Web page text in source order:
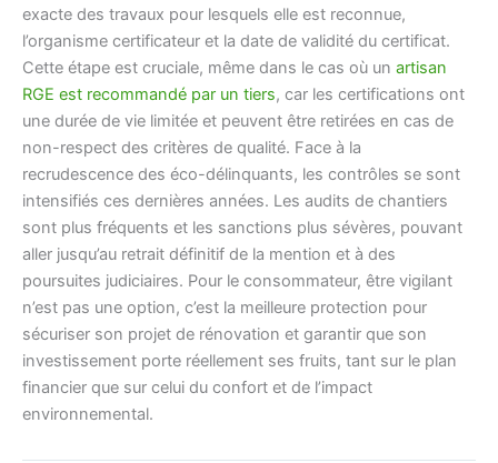
exacte des travaux pour lesquels elle est reconnue,
l’organisme certificateur et la date de validité du certificat.
Cette étape est cruciale, même dans le cas où un artisan
RGE est recommandé par un tiers, car les certifications ont
une durée de vie limitée et peuvent être retirées en cas de
non-respect des critères de qualité. Face à la
recrudescence des éco-délinquants, les contrôles se sont
intensifiés ces dernières années. Les audits de chantiers
sont plus fréquents et les sanctions plus sévères, pouvant
aller jusqu’au retrait définitif de la mention et à des
poursuites judiciaires. Pour le consommateur, être vigilant
n’est pas une option, c’est la meilleure protection pour
sécuriser son projet de rénovation et garantir que son
investissement porte réellement ses fruits, tant sur le plan
financier que sur celui du confort et de l’impact
environnemental.